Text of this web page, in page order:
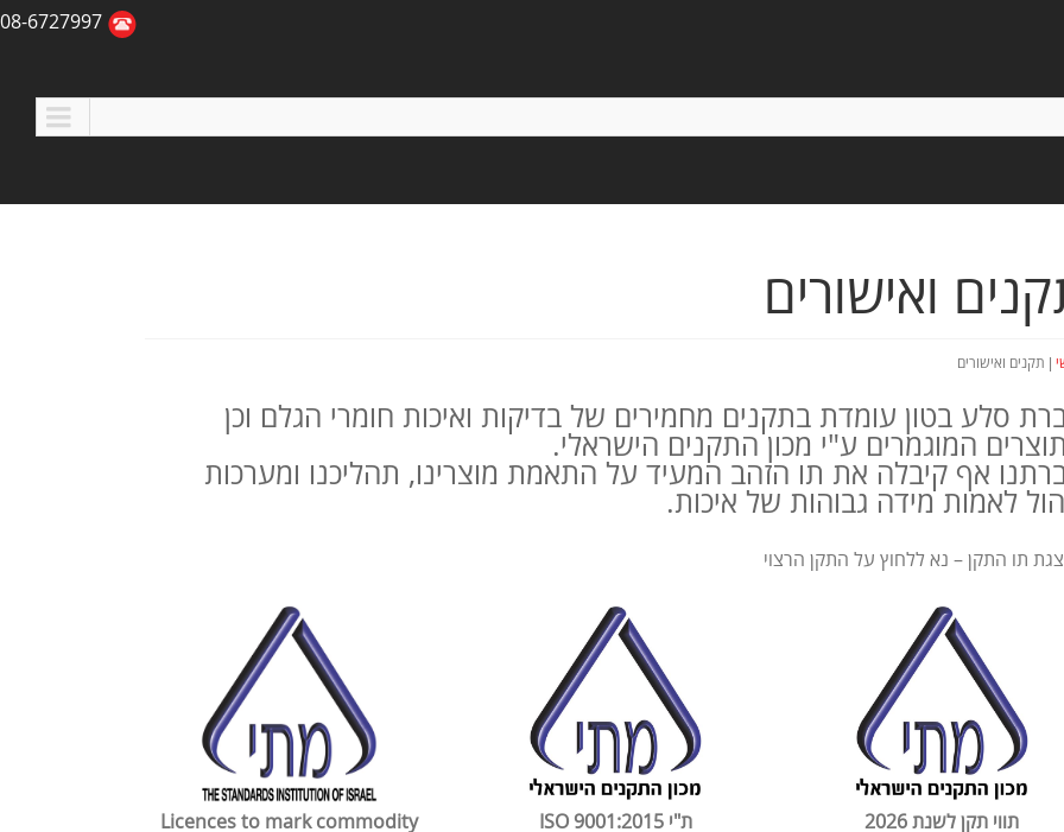
08-6727997
ואישורים
תקנים ואישורים
סלע בטון עומדת בתקנים מחמירים של בדיקות ואיכות חומרי הגלם וכן
המוגמרים ע"י מכון התקנים הישראלי.
אף קיבלה את תו הזהב המעיד על התאמת מוצרינו, תהליכנו ומערכות
לאמות מידה גבוהות של איכות.
תו התקן – נא ללחוץ על התקן הרצוי
תווי תקן לשנת 2026 ת"י 9001:2015 ISO
Licences to mark commodity